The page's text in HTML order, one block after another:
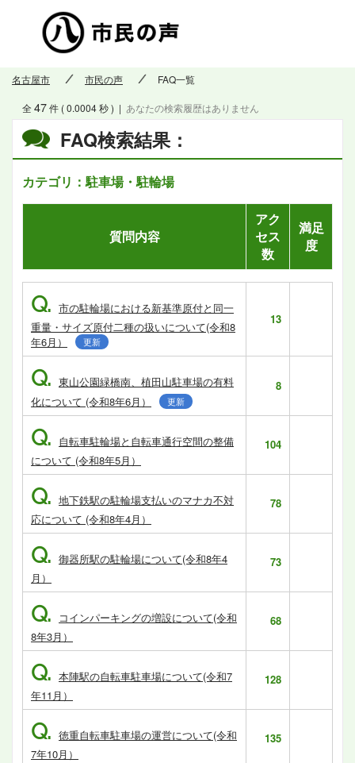
名古屋市 市民の声 FAQ一覧
FAQ検索結果：
カテゴリ：駐車場・駐輪場
全47件 ( 0.0004 秒 ) | あなたの検索履歴はありません
質問内容
アク
セス
数
満足
度
Q. 市の駐輪場における新基準原付と同一
重量・サイズ原付二種の扱いについて(令和8
年6月）
更新
13
Q. 東山公園緑橋南、植田山駐車場の有料
化について (令和8年6月）
更新
8
Q. 自転車駐輪場と自転車通行空間の整備
について (令和8年5月）
104
Q. 地下鉄駅の駐輪場支払いのマナカ不対
応について (令和8年4月）
78
Q. 御器所駅の駐輪場について(令和8年4
月）
73
Q.
コインパーキングの増設について(令和
8年3月）
68
Q. 本陣駅の自転車駐車場について(令和7
年11月）
128
Q. 徳重自転車駐車場の運営について(令和
7年10月）
135